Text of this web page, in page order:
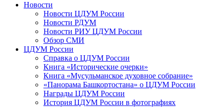
Новости
Новости ЦДУМ России
Новости РДУМ
Новости РИУ ЦДУМ России
Обзор СМИ
ЦДУМ России
Справка о ЦДУМ России
Книга «Исторические очерки»
Книга «Мусульманское духовное собрание»
«Панорама Башкортостана» о ЦДУМ России
Награды ЦДУМ России
История ЦДУМ России в фотографиях